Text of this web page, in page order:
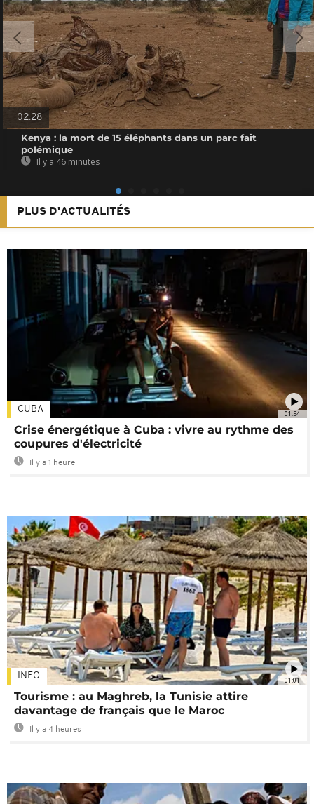
02:28
Kenya : la mort de 15 éléphants dans un parc fait
polémique
Il y a 46 minutes
PLUS D'ACTUALITÉS
01:54
CUBA
Crise énergétique à Cuba : vivre au rythme des
coupures d'électricité
Il y a 1 heure
01:01
INFO
Tourisme : au Maghreb, la Tunisie attire
davantage de français que le Maroc
Il y a 4 heures